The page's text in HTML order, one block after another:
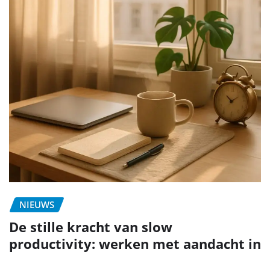
NIEUWS
De stille kracht van slow
productivity: werken met aandacht in